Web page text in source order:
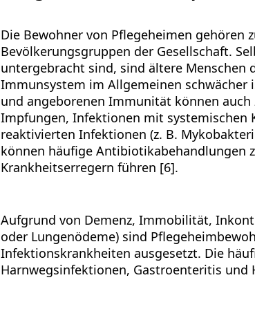
Die Bewohner von Pflegeheimen gehören
Bevölkerungsgruppen der Gesellschaft.
untergebracht sind, sind ältere
Immunsystem im Allgemeinen
und angeborenen Immunität können
Impfungen, Infektionen mit systemischen
reaktivierten Infektionen (z. B.
können häufige
Krankheitserregern führen [6].
Aufgrund von Demenz, Immobilität,
oder Lungenödeme) sind
Infektionskrankheiten ausgesetzt. Die
Harnwegsinfektionen, Gastroenteritis und